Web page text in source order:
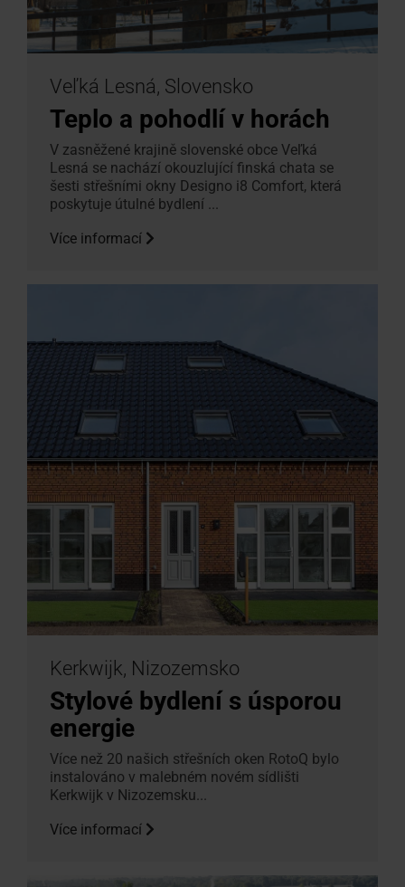
Veľká Lesná, Slovensko
Teplo a pohodlí v horách
V zasněžené krajině slovenské obce Veľká
Lesná se nachází okouzlující finská chata se
šesti střešními okny Designo i8 Comfort, která
poskytuje útulné bydlení ...
Více informací
Kerkwijk, Nizozemsko
Stylové bydlení s úsporou
energie
Více než 20 našich střešních oken RotoQ bylo
instalováno v malebném novém sídlišti
Kerkwijk v Nizozemsku...
Více informací